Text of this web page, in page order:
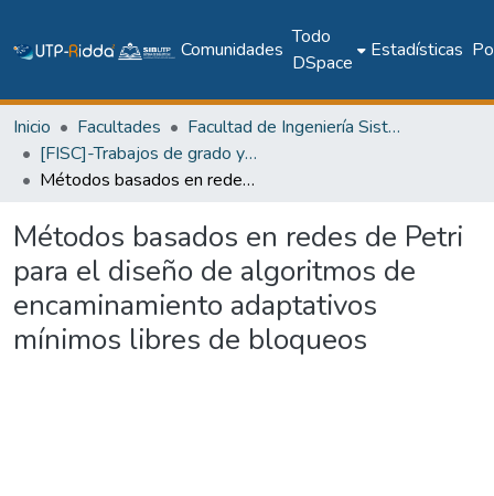
Comunidades
Todo
DSpace
Estadísticas
Inicio Facultades
Facultad de Ingeniería Sistemas Computacionales
[FISC]-Trabajos de grado y tesis
Métodos basados en redes de Petri para el diseño de algoritmos de encaminamiento adaptativos mínimos libres de bloqueos
Métodos basados en redes de Petri
para el diseño de algoritmos de
encaminamiento adaptativos
mínimos libres de bloqueos